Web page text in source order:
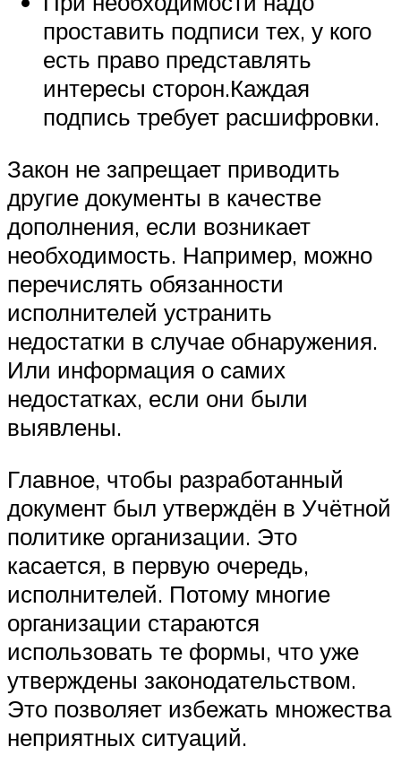
проставить подписи тех, у кого
есть право представлять
интересы сторон.Каждая
подпись требует расшифровки.
Закон не запрещает приводить
другие документы в качестве
дополнения, если возникает
необходимость. Например, можно
перечислять обязанности
исполнителей устранить
недостатки в случае обнаружения.
Или информация о самих
недостатках, если они были
выявлены.
Главное, чтобы разработанный
документ был утверждён в Учётной
политике организации. Это
касается, в первую очередь,
исполнителей. Потому многие
организации стараются
использовать те формы, что уже
утверждены законодательством.
Это позволяет избежать множества
неприятных ситуаций.